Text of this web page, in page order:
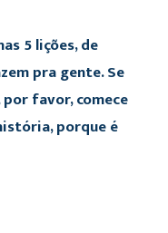
5 lições, de
pra gente. Se
favor, comece
porque é